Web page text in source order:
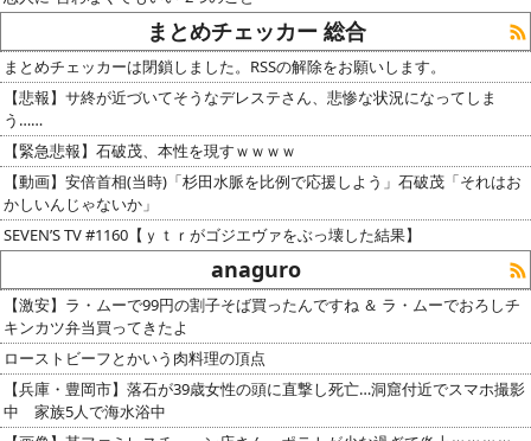
まとめチェッカー 総合
まとめチェッカーは閉鎖しました。RSSの解除をお願いします。
【悲報】サ終が近づいてそうなデレステさん、悲惨な状況になってしま
う……
【緊急悲報】石破茂、本性を現すｗｗｗｗ
【動画】安倍首相(当時)「杉田水脈を比例で応援しよう」石破茂「それはお
かしいんじゃないか」
SEVEN’S TV #1160【ｙｔｒがゴジエヴァをぶっ壊した結果】
anaguro
【激安】ラ・ムーで99円の割子そば買ったんですね ＆ ラ・ムーでおろしチ
キンカツ弁当買ってきたよ
ローストビーフとかいう肉料理の頂点
【兵庫・豊岡市】落石が39歳女性の頭に直撃し死亡…洞窟付近でスマホ撮影
中 家族5人で海水浴中